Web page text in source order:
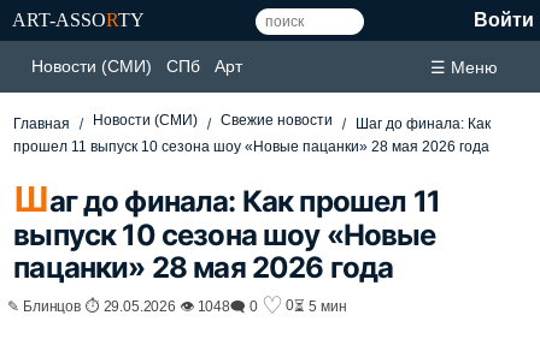
ART-ASSORTY Войти
Новости (СМИ) СПб Арт ☰ Меню
Главная Новости (СМИ) Свежие новости
Шаг до финала: Как
прошел 11 выпуск 10 сезона шоу «Новые пацанки» 28 мая 2026 года
Шаг до финала: Как прошел 11
выпуск 10 сезона шоу «Новые
пацанки» 28 мая 2026 года
✎ Блинцов ⏱ 29.05.2026 👁 1048🗨 0 ♡ 0⏳ 5 мин